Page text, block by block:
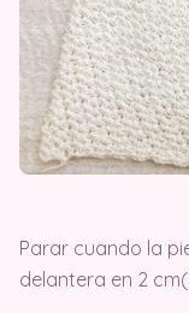
Parar cuando la
delantera en 2